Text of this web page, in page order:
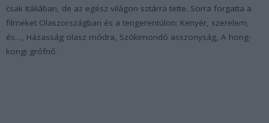
csak Itáliában, de az egész világon sztárra tette. Sorra forgatta a
filmeket Olaszországban és a tengerentúlon: Kenyér, szerelem,
és…, Házasság olasz módra, Szókimondó asszonyság, A hong-
kongi grófnő.